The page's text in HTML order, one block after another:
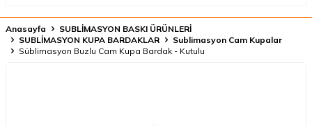
Anasayfa
SUBLİMASYON BASKI ÜRÜNLERİ
SUBLİMASYON KUPA BARDAKLAR
Sublimasyon Cam Kupalar
Süblimasyon Buzlu Cam Kupa Bardak - Kutulu